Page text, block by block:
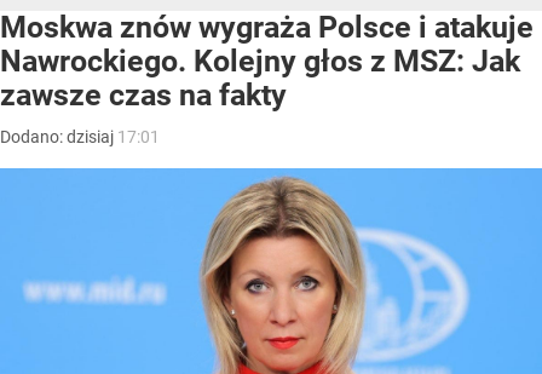
Moskwa znów wygraża Polsce i atakuje
Nawrockiego. Kolejny głos z MSZ: Jak
zawsze czas na fakty
Dodano:dzisiaj 17:01